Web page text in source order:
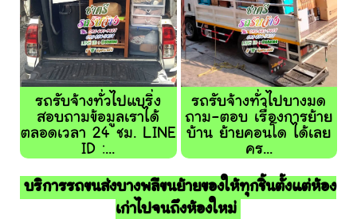
รถรับจ้างทั่วไปแบริ่ง
สอบถามข้อมูลเราได้
ตลอดเวลา 24 ชม. LINE
ID :...
รถรับจ้างทั่วไปบางมด
ถาม-ตอบ เรื่องการย้าย
บ้าน ย้ายคอนโด ได้เลย
คร...
บริการรถขนส่งบางพลีขนย้ายของให้ทุกชิ้นตั้งแต่ห้อง
เก่าไปจนถึงห้องใหม่